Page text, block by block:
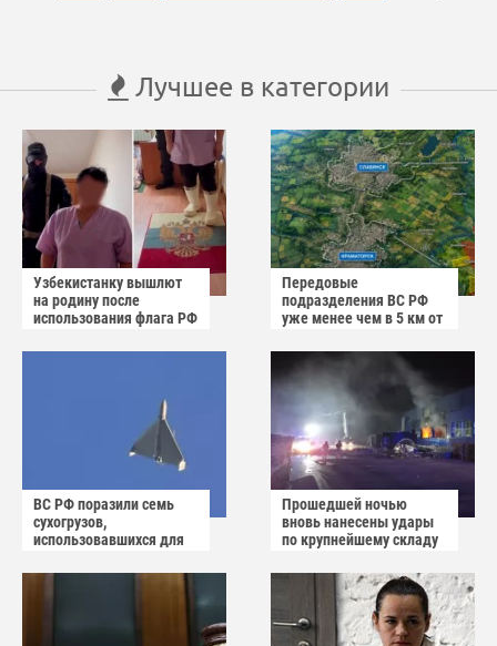
Лучшее в категории
Узбекистанку вышлют
на родину после
использования флага РФ
Передовые
подразделения ВС РФ
уже менее чем в 5 км от
Славянска
ВС РФ поразили семь
сухогрузов,
использовавшихся для
Прошедшей ночью
вновь нанесены удары
по крупнейшему складу
маркетплейса Rozetka